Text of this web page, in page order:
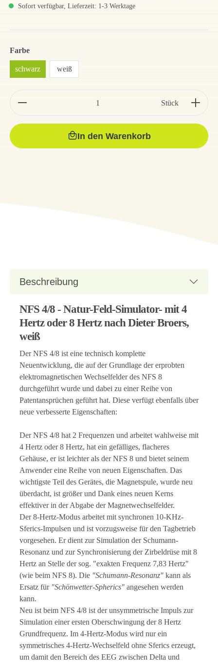
Sofort verfügbar, Lieferzeit: 1-3 Werktage
Farbe
schwarz weiß
Stück
In den Warenkorb
Beschreibung
NFS 4/8 - Natur-Feld-Simulator- mit 4
Hertz oder 8 Hertz nach Dieter Broers,
weiß
Der NFS 4/8 ist eine technisch komplette
Neuentwicklung, die auf der Grundlage der erprobten
elektromagnetischen Wechselfelder des NFS 8
durchgeführt wurde und dabei zu einer Reihe von
Patentansprüchen geführt hat. Diese verfügt ebenfalls über
neue verbesserte Eigenschaften:
Der NFS 4/8 hat 2 Frequenzen und arbeitet wahlweise mit
4 Hertz oder 8 Hertz, hat ein gefälliges, flacheres
Gehäuse, er ist leichter als der NFS 8 und bietet seinem
Anwender eine Reihe von neuen Eigenschaften. Das
wichtigste Teil des Gerätes, die Magnetspule, wurde neu
überdacht, ist größer und Dank eines neuen Kerns
effektiver in der Abgabe der Magnetwechselfelder.
Der 8-Hertz-Modus arbeitet mit synchronen 10-KHz-
Sferics-Impulsen und ist vorzugsweise für den Tagbetrieb
vorgesehen. Er dient zur Simulation der Schumann-
Resonanz und zur Synchronisierung der Zirbeldrüse mit 8
Hertz an Stelle der sog. "exakten Frequenz 7,83 Hertz"
(wie beim NFS 8). Die "Schumann-Resonanz" kann als
Ersatz für "Schönwetter-Spherics" angesehen werden
kann.
Neu ist beim NFS 4/8 ist der unsymmetrische Impuls zur
Simulation einer ersten Oberschwingung der 8 Hertz
Grundfrequenz. Im 4-Hertz-Modus wird nur ein
symmetrisches 4-Hertz-Wechselfeld ohne Sferics erzeugt,
um damit den Bereich des EEG zwischen Delta und